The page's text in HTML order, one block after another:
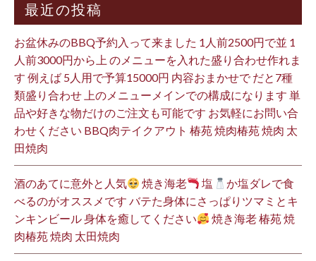
最近の投稿
お盆休みのBBQ予約入って来ました 1人前2500円で並 1
人前3000円から上 のメニューを入れた盛り合わせ作れま
す 例えば 5人用で予算15000円 内容おまかせで だと7種
類盛り合わせ 上のメニューメインでの構成になります 単
品や好きな物だけのご注文も可能です お気軽にお問い合
わせください BBQ肉テイクアウト 椿苑 焼肉椿苑 焼肉 太
田焼肉
酒のあてに意外と人気 焼き海老 塩
か塩ダレで食
べるのがオススメです バテた身体にさっぱりツマミとキ
ンキンビール 身体を癒してください
焼き海老 椿苑 焼
肉椿苑 焼肉 太田焼肉